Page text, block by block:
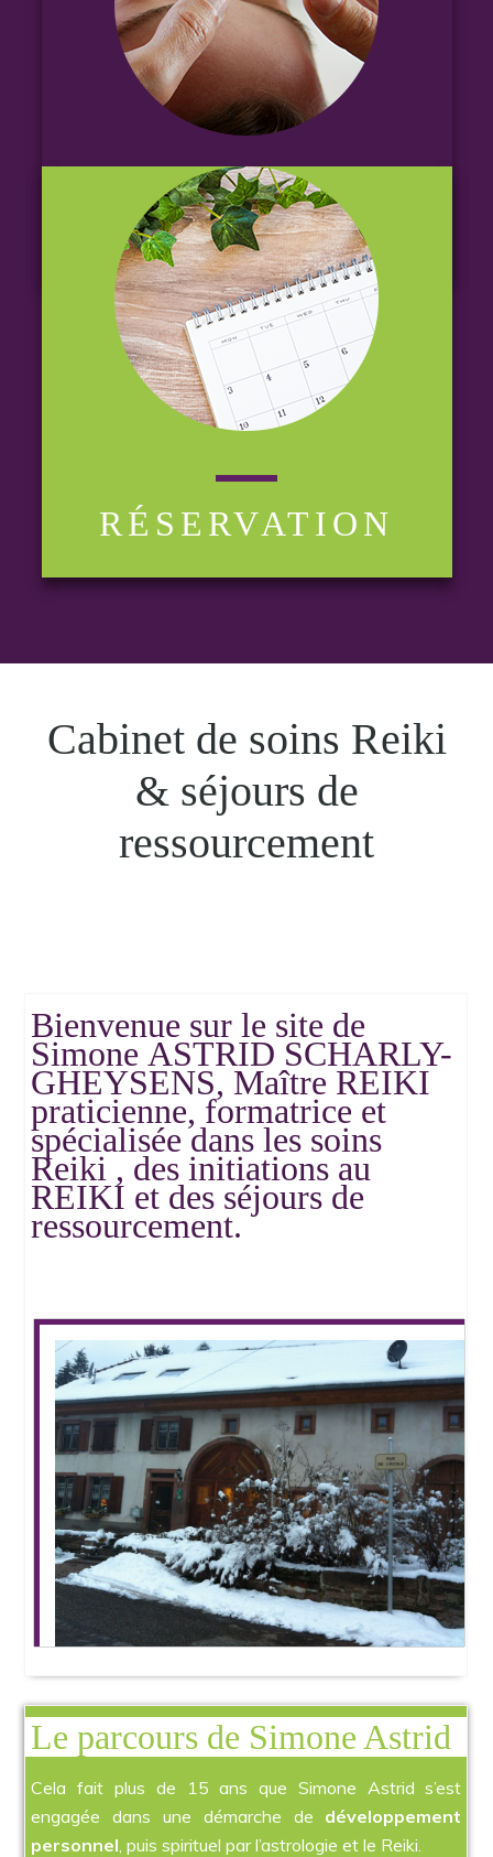
TARIFS
RÉSERVATION
Cabinet de soins Reiki
& séjours de
ressourcement
Bienvenue sur le site de
Simone ASTRID SCHARLY-
GHEYSENS, Maître REIKI
praticienne, formatrice et
spécialisée dans les soins
Reiki , des initiations au
REIKI et des séjours de
ressourcement.
Le parcours de Simone Astrid
Cela fait plus de 15 ans que Simone Astrid s’est
engagée dans une démarche de développement
personnel , puis spirituel par l’astrologie et le Reiki.